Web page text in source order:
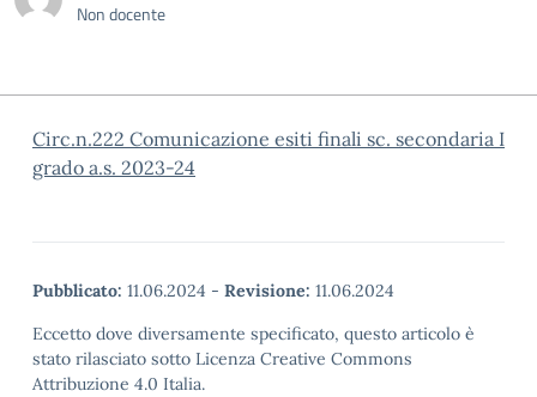
Non docente
Circ.n.222 Comunicazione esiti finali sc. secondaria I
grado a.s. 2023-24
Pubblicato: 11.06.2024 - Revisione: 11.06.2024
Eccetto dove diversamente specificato, questo articolo è
stato rilasciato sotto Licenza Creative Commons
Attribuzione 4.0 Italia.